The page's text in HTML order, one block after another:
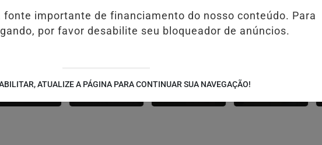
CANARANA AMÉRICA DOURADA JUSSARA
fonte importante de financiamento do nosso conteúdo. Para
por favor desabilite seu bloqueador de anúncios.
ATUALIZE A PÁGINA PARA CONTINUAR SUA NAVEGAÇÃO!